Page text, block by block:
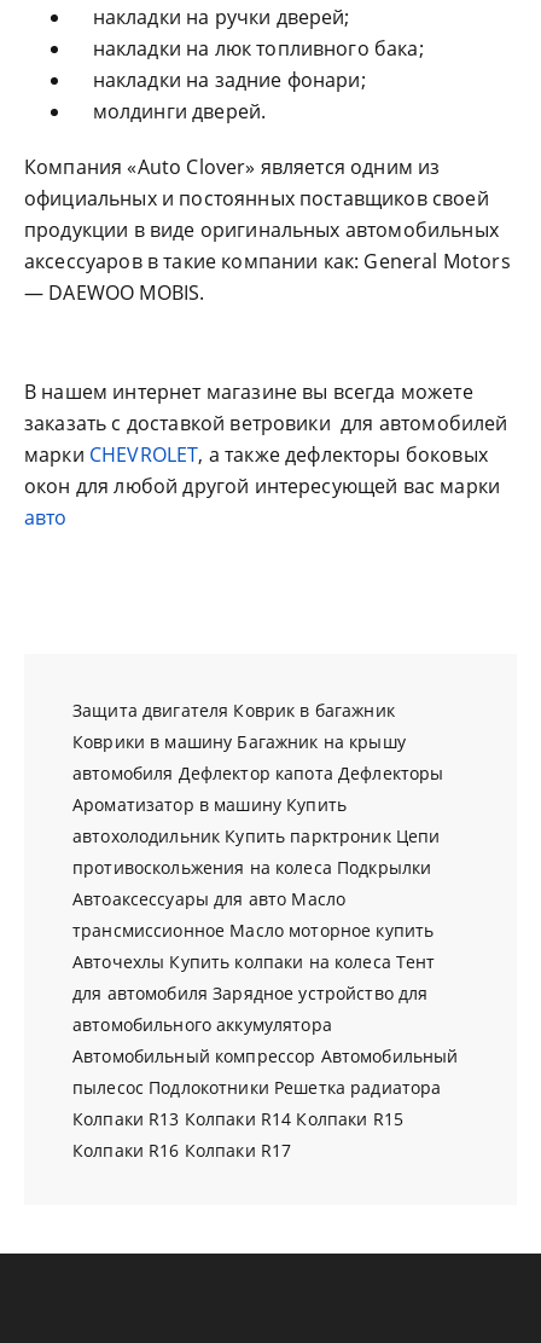
накладки на ручки дверей;
накладки на люк топливного бака;
накладки на задние фонари;
молдинги дверей.
Компания «Auto Clover» является одним из
официальных и постоянных поставщиков своей
продукции в виде оригинальных автомобильных
аксессуаров в такие компании как: General Motors
— DAEWOO MOBIS.
В нашем интернет магазине вы всегда можете
заказать с доставкой ветровики для автомобилей
марки CHEVROLET, а также дефлекторы боковых
окон для любой другой интересующей вас марки
авто
Защита двигателя Коврик в багажник
Коврики в машину Багажник на крышу
автомобиля Дефлектор капота Дефлекторы
Ароматизатор в машину Купить
автохолодильник Купить парктроник Цепи
противоскольжения на колеса Подкрылки
Автоаксессуары для авто Масло
трансмиссионное Масло моторное купить
Авточехлы Купить колпаки на колеса Тент
для автомобиля Зарядное устройство для
автомобильного аккумулятора
Автомобильный компрессор Автомобильный
пылесос Подлокотники Решетка радиатора
Колпаки R13 Колпаки R14 Колпаки R15
Колпаки R16 Колпаки R17